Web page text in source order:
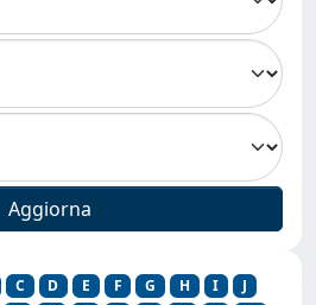
C D E F G H I
J